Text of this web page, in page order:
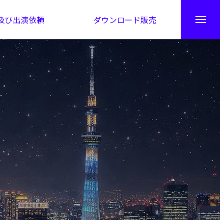
び出演依頼 ダウンロード販売
秘伝公開！吉凶カレンダー